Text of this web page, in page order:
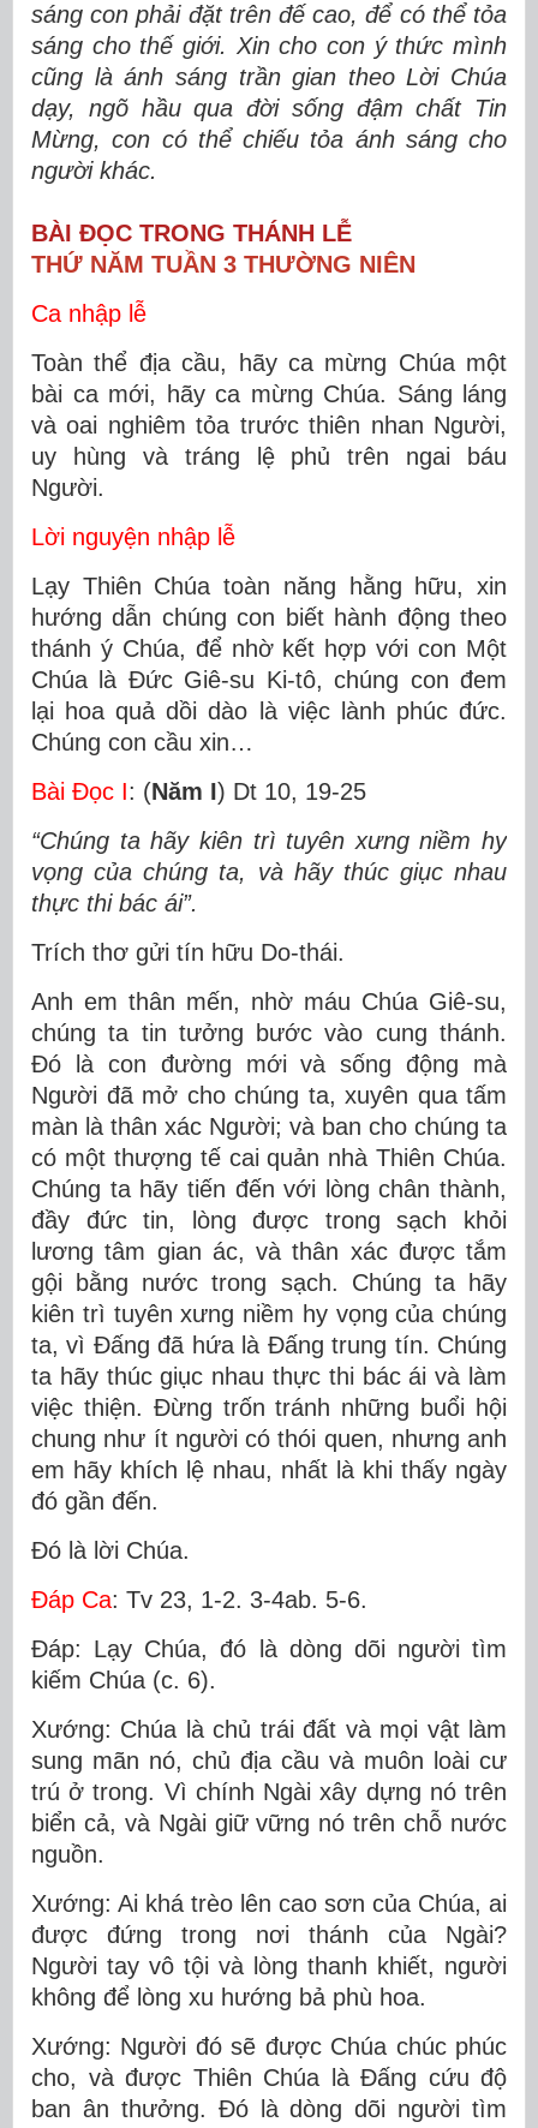
sáng con phải đặt trênđế cao,đểcóthểtỏa
sáng cho thế giới. Xin cho con ýthức mình
cũng làánh sáng trần gian theo Lời Chúa
dạy, ngõhầu qua đời sống đậm chất Tin
Mừng, con cóthểchiếu tỏa ánh sáng cho
người khác.
BÀI ĐỌC TRONG THÁNH LỄ
THỨ NĂM TUẦN 3 THƯỜNG NIÊN
Ca nhập lễ
Toàn thể địa cầu, hãy ca mừng Chúa một
bài ca mới, hãy ca mừng Chúa. Sáng láng
và oai nghiêm tỏa trước thiên nhan Người,
uy hùng và tráng lệ phủ trên ngai báu
Người.
Lời nguyện nhập lễ
Lạy Thiên Chúa toàn năng hằng hữu, xin
hướng dẫn chúng con biết hành động theo
thánh ý Chúa, để nhờ kết hợp với con Một
Chúa là Ðức Giê-su Ki-tô, chúng con đem
lại hoa quả dồi dào là việc lành phúc đức.
Chúng con cầu xin…
Bài Ðọc I: (Năm I) Dt 10, 19-25
“Chúng ta hãy kiên trì tuyên xưng niềm hy
vọng của chúng ta, và hãy thúc giục nhau
thực thi bác ái”.
Trích thơ gửi tín hữu Do-thái.
Anh em thân mến, nhờ máu Chúa Giê-su,
chúng ta tin tưởng bước vào cung thánh.
Ðó là con đường mới và sống động mà
Người đã mở cho chúng ta, xuyên qua tấm
màn là thân xác Người; và ban cho chúng ta
có một thượng tế cai quản nhà Thiên Chúa.
Chúng ta hãy tiến đến với lòng chân thành,
đầy đức tin, lòng được trong sạch khỏi
lương tâm gian ác, và thân xác được tắm
gội bằng nước trong sạch. Chúng ta hãy
kiên trì tuyên xưng niềm hy vọng của chúng
ta, vì Ðấng đã hứa là Ðấng trung tín. Chúng
ta hãy thúc giục nhau thực thi bác ái và làm
việc thiện. Ðừng trốn tránh những buổi hội
chung như ít người có thói quen, nhưng anh
em hãy khích lệ nhau, nhất là khi thấy ngày
đó gần đến.
Ðó là lời Chúa.
Ðáp Ca: Tv 23, 1-2. 3-4ab. 5-6.
Ðáp: Lạy Chúa, đó là dòng dõi người tìm
kiếm Chúa (c. 6).
Xướng: Chúa là chủ trái đất và mọi vật làm
sung mãn nó, chủ địa cầu và muôn loài cư
trú ở trong. Vì chính Ngài xây dựng nó trên
biển cả, và Ngài giữ vững nó trên chỗ nước
nguồn.
Xướng: Ai khá trèo lên cao sơn của Chúa, ai
được đứng trong nơi thánh của Ngài?
Người tay vô tội và lòng thanh khiết, người
không để lòng xu hướng bả phù hoa.
Xướng: Người đó sẽ được Chúa chúc phúc
cho, và được Thiên Chúa là Ðấng cứu độ
ban ân thưởng. Ðó là dòng dõi người tìm